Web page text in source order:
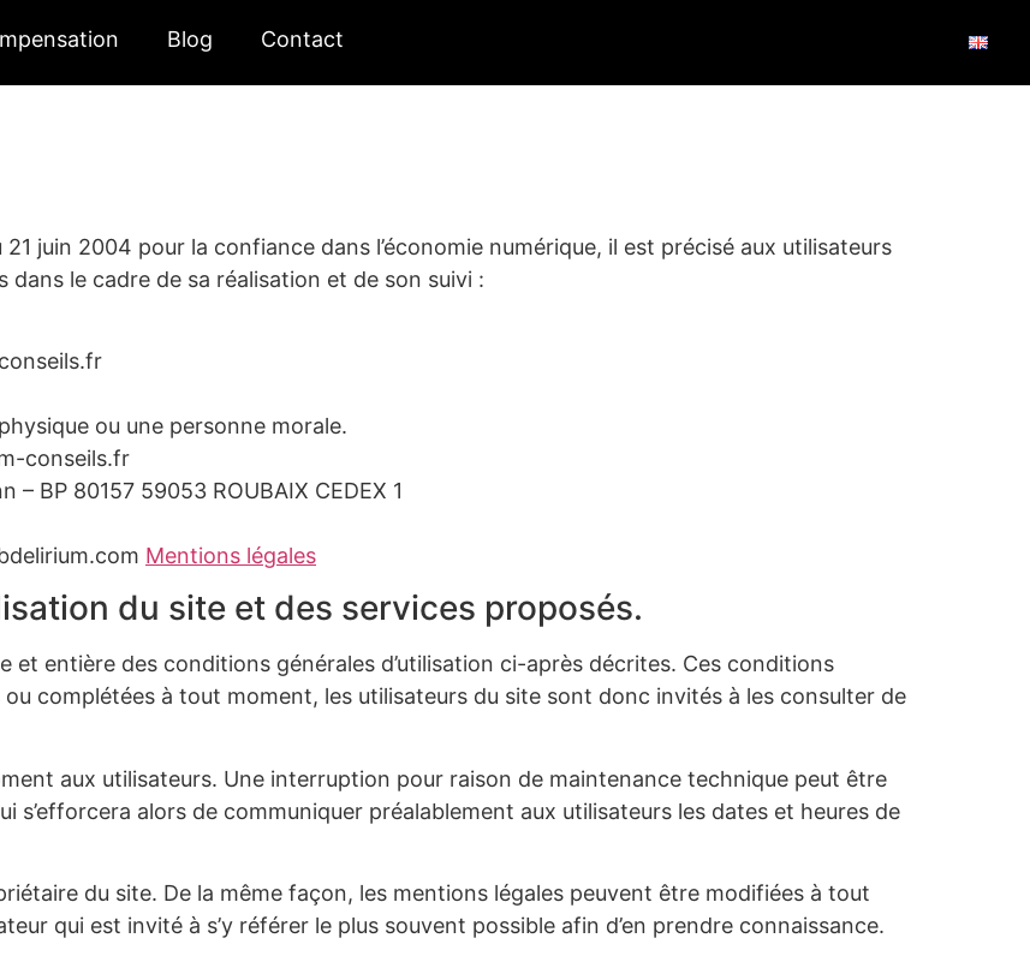
Blog Contact
juin 2004 pour la confiance dans l’économie numérique, il est précisé aux utilisateurs
le cadre de sa réalisation et de son suivi :
ou une personne morale.
conseils.fr
– BP 80157 59053 ROUBAIX CEDEX 1
Mentions légales
du site et des services proposés.
et entière des conditions générales d’utilisation ci-après décrites. Ces conditions
ou complétées à tout moment, les utilisateurs du site sont donc invités à les consulter de
aux utilisateurs. Une interruption pour raison de maintenance technique peut être
s’efforcera alors de communiquer préalablement aux utilisateurs les dates et heures de
du site. De la même façon, les mentions légales peuvent être modifiées à tout
qui est invité à s’y référer le plus souvent possible afin d’en prendre connaissance.